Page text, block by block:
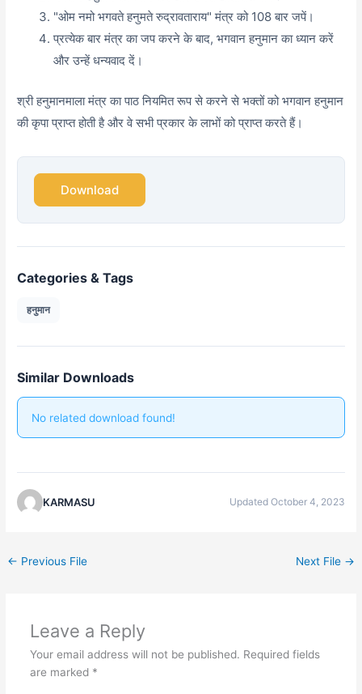
"ओम नमो भगवते हनुमते रुद्रावताराय" मंत्र को 108 बार जपें।
प्रत्येक बार मंत्र का जप करने के बाद, भगवान हनुमान का ध्यान करें
और उन्हें धन्यवाद दें।
श्री हनुमानमाला मंत्र का पाठ नियमित रूप से करने से भक्तों को भगवान हनुमान
की कृपा प्राप्त होती है और वे सभी प्रकार के लाभों को प्राप्त करते हैं।
Download
Categories & Tags
हनुमान
Similar Downloads
No related download found!
KARMASU Updated October 4, 2023
← Previous File Next File →
Leave a Reply
Your email address will not be published. Required fields
are marked *